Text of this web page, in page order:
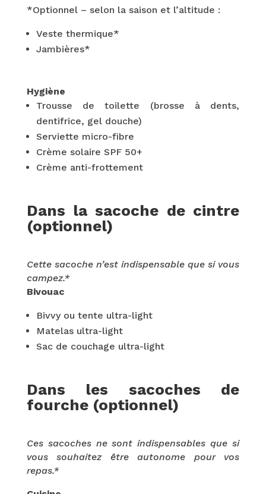
*Optionnel – selon la saison et l’altitude :
Veste thermique*
Jambières*
Hygiène
Trousse de toilette (brosse à dents,
dentifrice, gel douche)
Serviette micro-fibre
Crème solaire SPF 50+
Crème anti-frottement
Dans la sacoche de cintre
(optionnel)
Cette sacoche n’est indispensable que si vous
campez.*
Bivouac
Bivvy ou tente ultra-light
Matelas ultra-light
Sac de couchage ultra-light
Dans les sacoches de
fourche (optionnel)
Ces sacoches ne sont indispensables que si
vous souhaitez être autonome pour vos
repas.*